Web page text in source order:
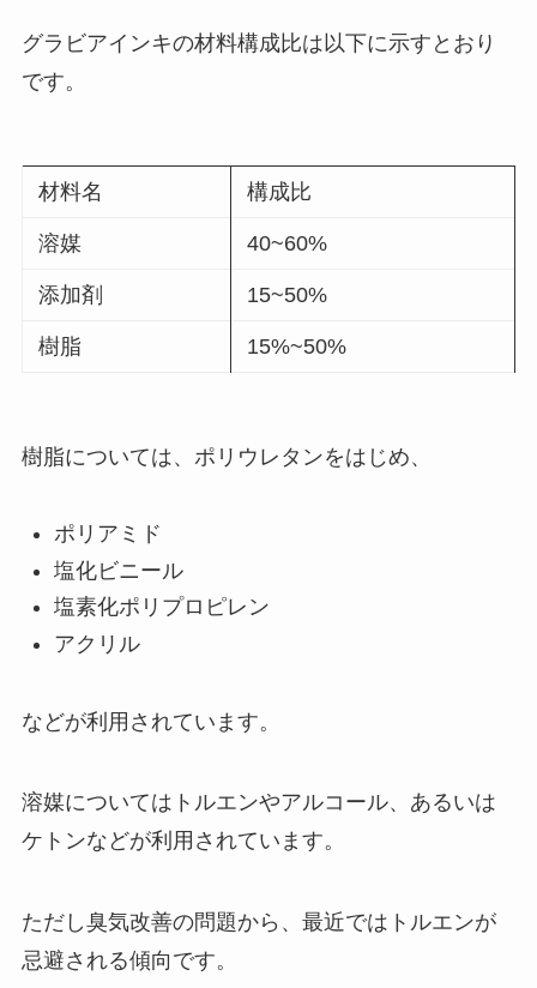
グラビアインキの材料構成比は以下に示すとおり
です。
材料名 構成比
溶媒 40~60%
添加剤 15~50%
樹脂 15%~50%
樹脂については、ポリウレタンをはじめ、
ポリアミド
塩化ビニール
塩素化ポリプロピレン
アクリル
などが利用されています。
溶媒についてはトルエンやアルコール、あるいは
ケトンなどが利用されています。
ただし臭気改善の問題から、最近ではトルエンが
忌避される傾向です。